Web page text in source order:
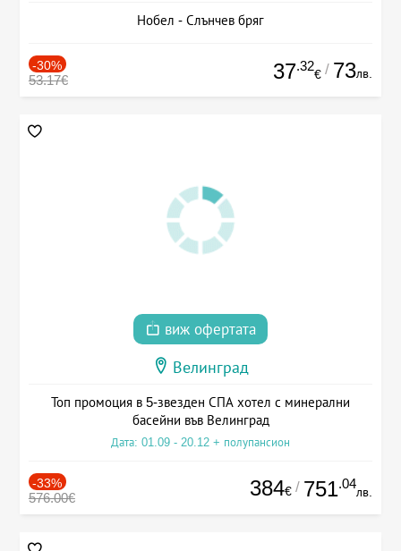
Нобел - Слънчев бряг
-30%
53.17€ 37.32
€ / 73лв.
виж офертата
Велинград
Топ промоция в 5-звезден СПА хотел с минерални
басейни във Велинград
Дата: 01.09 - 20.12 + полупансион
-33%
576.00€ 384€ / 751.04
лв.